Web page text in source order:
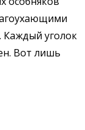
уголок
Вот лишь